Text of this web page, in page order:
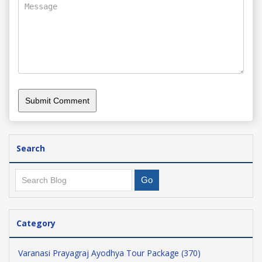
Search
Category
Varanasi Prayagraj Ayodhya Tour Package (370)